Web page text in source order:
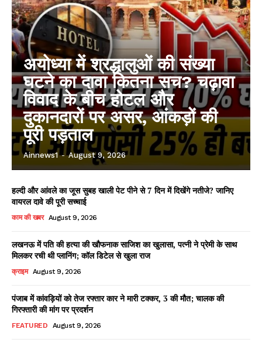
Facebook
X WhatsApp
Share
अयोध्या में श्रद्धालुओं की संख्या
घटने का दावा कितना सच? चढ़ावा
विवाद के बीच होटल और
दुकानदारों पर असर, आंकड़ों की
पूरी पड़ताल
Ainnews1 - August 9, 2026
हल्दी और आंवले का जूस सुबह खाली पेट पीने से 7 दिन में दिखेंगे नतीजे? जानिए
वायरल दावे की पूरी सच्चाई
काम की खबर August 9, 2026
लखनऊ में पति की हत्या की खौफनाक साजिश का खुलासा, पत्नी ने प्रेमी के साथ
मिलकर रची थी प्लानिंग; कॉल डिटेल से खुला राज
क्राइम August 9, 2026
पंजाब में कांवड़ियों को तेज रफ्तार कार ने मारी टक्कर, 3 की मौत; चालक की
गिरफ्तारी की मांग पर प्रदर्शन
FEATURED August 9, 2026